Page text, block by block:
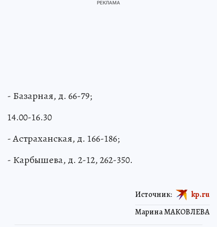
- Базарная, д. 66-79;
14.00-16.30
- Астраханская, д. 166-186;
- Карбышева, д. 2-12, 262-350.
Марина МАКОВЛЕВА
Источник: kp.ru